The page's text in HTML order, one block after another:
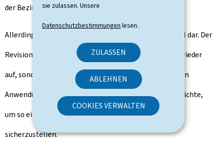
sie zulassen. Unsere
Datenschutzbestimmungen lesen.
ZULASSEN
ABLEHNEN
COOKIES VERWALTEN
der Bezirks- und Friedensgerichte zu erkennen.
Allerdings stellt die Revision kein drittes Rechtsmittel dar. Der
Revisionsgerichtshof nimmt eine Rechtssache nicht wieder
auf, sondern ist zuständig für die Kontrolle der genauen
Anwendung des Rechts durch die Gerichtshöfe und Gerichte,
um so eine einheitliche Rechtsauslegung im Inland
sicherzustellen.